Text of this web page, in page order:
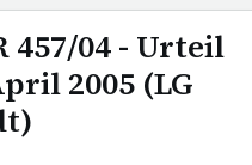
457/04 - Urteil
2005 (LG